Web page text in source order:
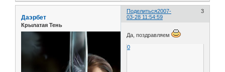
Поделиться 3
2007-
03-28 11:54:59
Даэрбет
Крылатая Тень
Да, поздравляем
0